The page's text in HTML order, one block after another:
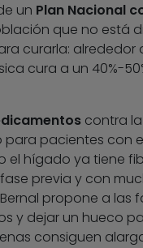
un Plan Nacional
que no está
curarla: alrededor
cura a un 40%-
contra la
pacientes con
hígado ya tiene
previa y con
propone a las
y dejar un hueco
consiguen